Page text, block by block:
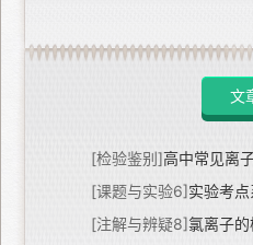
文
[检验鉴别]高中常见离
[课题与实验6]实验考点系
[注解与辨疑8]氯离子的检验